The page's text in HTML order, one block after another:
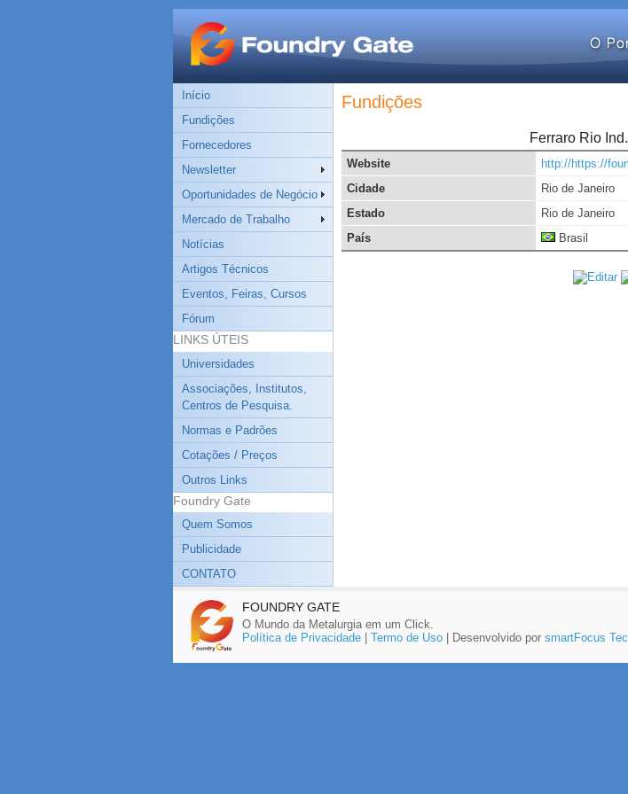
Início
Fundições
Fornecedores
Newsletter
Oportunidades de Negócio
Mercado de Trabalho
Notícias
Artigos Técnicos
Eventos, Feiras, Cursos
Fórum
LINKS ÚTEIS
Universidades
Associações, Institutos,
Centros de Pesquisa.
Normas e Padrões
Cotações / Preços
Outros Links
Foundry Gate
Quem Somos
Publicidade
CONTATO
Fundições
Ferraro Rio
Website
http://https://
Cidade
Rio de Janeiro
Estado
Rio de Janeiro
País
Brasil
FOUNDRY GATE
O Mundo da Metalurgia em um Click.
Política de Privacidade| Termo de Uso| Desenvolvido por smartFocus